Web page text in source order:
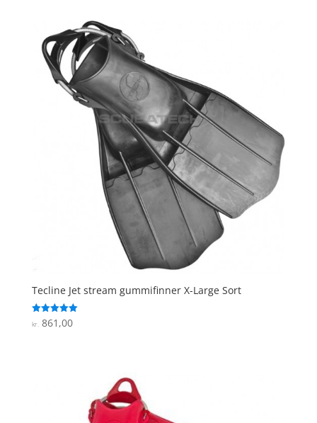
Tecline Jet stream gummifinner X-Large Sort
Vurderet
5
kr. 861,00